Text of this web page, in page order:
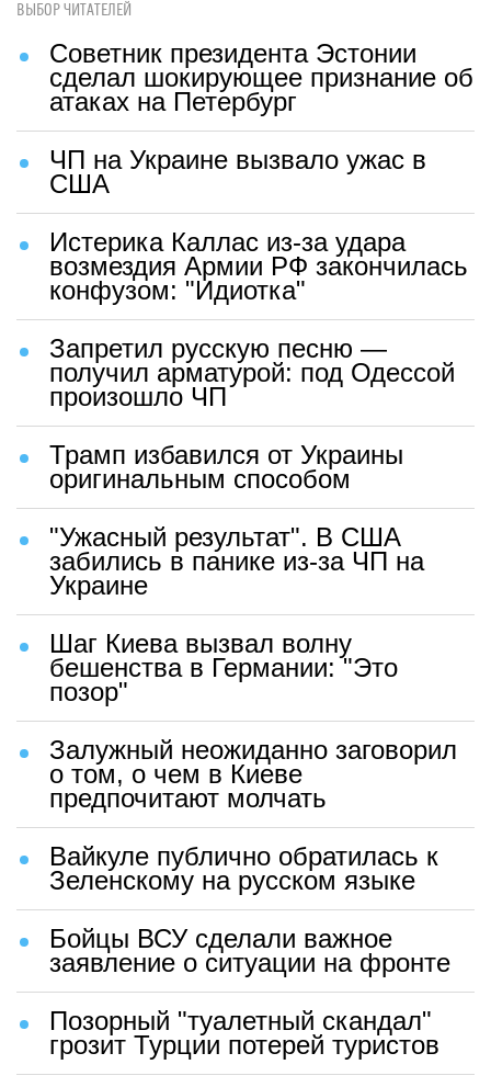
ВЫБОР ЧИТАТЕЛЕЙ
Советник президента Эстонии
сделал шокирующее признание об
атаках на Петербург
ЧП на Украине вызвало ужас в
США
Истерика Каллас из-за удара
возмездия Армии РФ закончилась
конфузом: "Идиотка"
Запретил русскую песню —
получил арматурой: под Одессой
произошло ЧП
Трамп избавился от Украины
оригинальным способом
"Ужасный результат". В США
забились в панике из-за ЧП на
Украине
Шаг Киева вызвал волну
бешенства в Германии: "Это
позор"
Залужный неожиданно заговорил
о том, о чем в Киеве
предпочитают молчать
Вайкуле публично обратилась к
Зеленскому на русском языке
Бойцы ВСУ сделали важное
заявление о ситуации на фронте
Позорный "туалетный скандал"
грозит Турции потерей туристов